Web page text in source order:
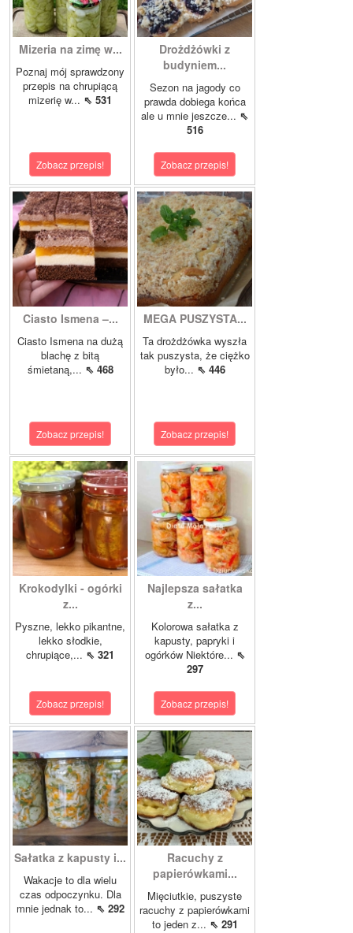
Mizeria na zimę w...
Poznaj mój sprawdzony
przepis na chrupiącą
mizerię w... ⇖ 531
Zobacz przepis!
Drożdżówki z
budyniem...
Sezon na jagody co
prawda dobiega końca
ale u mnie jeszcze... ⇖
516
Zobacz przepis!
Ciasto Ismena –...
Ciasto Ismena na dużą
blachę z bitą
śmietaną,... ⇖ 468
Zobacz przepis!
MEGA PUSZYSTA...
Ta drożdżówka wyszła
tak puszysta, że ciężko
było... ⇖ 446
Zobacz przepis!
Krokodylki - ogórki
z...
Pyszne, lekko pikantne,
lekko słodkie,
chrupiące,... ⇖ 321
Zobacz przepis!
Najlepsza sałatka
z...
Kolorowa sałatka z
kapusty, papryki i
ogórków Niektóre... ⇖
297
Zobacz przepis!
Sałatka z kapusty i...
Wakacje to dla wielu
czas odpoczynku. Dla
mnie jednak to... ⇖ 292
Racuchy z
papierówkami...
Mięciutkie, puszyste
racuchy z papierówkami
to jeden z... ⇖ 291